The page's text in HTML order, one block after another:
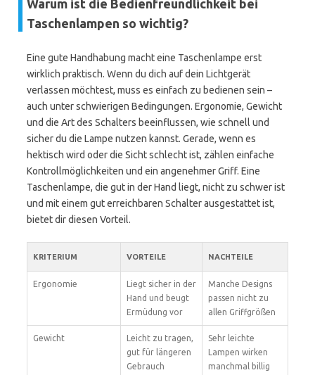
Warum ist die Bedienfreundlichkeit bei
Taschenlampen so wichtig?
Eine gute Handhabung macht eine Taschenlampe erst
wirklich praktisch. Wenn du dich auf dein Lichtgerät
verlassen möchtest, muss es einfach zu bedienen sein –
auch unter schwierigen Bedingungen. Ergonomie, Gewicht
und die Art des Schalters beeinflussen, wie schnell und
sicher du die Lampe nutzen kannst. Gerade, wenn es
hektisch wird oder die Sicht schlecht ist, zählen einfache
Kontrollmöglichkeiten und ein angenehmer Griff. Eine
Taschenlampe, die gut in der Hand liegt, nicht zu schwer ist
und mit einem gut erreichbaren Schalter ausgestattet ist,
bietet dir diesen Vorteil.
KRITERIUM VORTEILE NACHTEILE
Ergonomie
Liegt sicher in der
Hand und beugt
Ermüdung vor
Manche Designs
passen nicht zu
allen Griffgrößen
Gewicht
Leicht zu tragen,
gut für längeren
Gebrauch
Sehr leichte
Lampen wirken
manchmal billig